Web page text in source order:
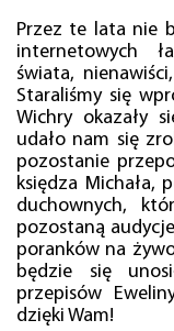
Przez te lata nie
internetowych
świata,
Staraliśmy się
Wichry okazały
udało nam się
pozostanie
księdza Michała,
duchownych,
pozostaną
poranków na
będzie się
przepisów
dzięki Wam!